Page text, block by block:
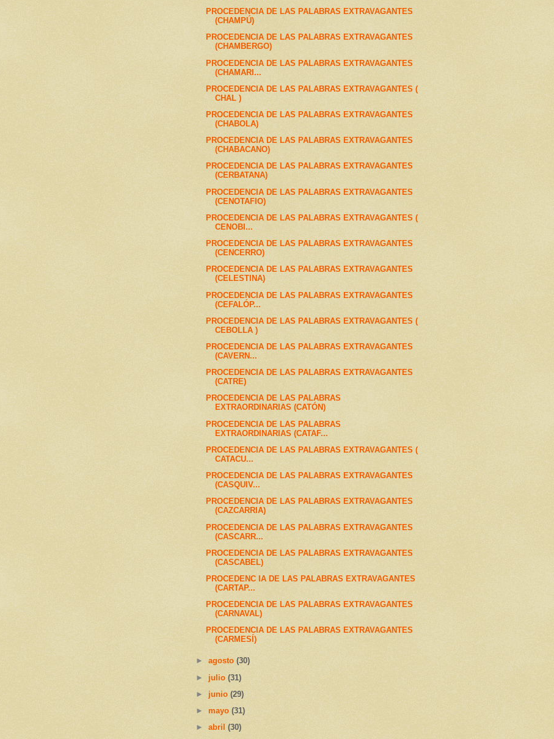
PROCEDENCIA DE LAS PALABRAS EXTRAVAGANTES
(CHAMPÚ)
PROCEDENCIA DE LAS PALABRAS EXTRAVAGANTES
(CHAMBERGO)
PROCEDENCIA DE LAS PALABRAS EXTRAVAGANTES
(CHAMARI...
PROCEDENCIA DE LAS PALABRAS EXTRAVAGANTES (
CHAL )
PROCEDENCIA DE LAS PALABRAS EXTRAVAGANTES
(CHABOLA)
PROCEDENCIA DE LAS PALABRAS EXTRAVAGANTES
(CHABACANO)
PROCEDENCIA DE LAS PALABRAS EXTRAVAGANTES
(CERBATANA)
PROCEDENCIA DE LAS PALABRAS EXTRAVAGANTES
(CENOTAFIO)
PROCEDENCIA DE LAS PALABRAS EXTRAVAGANTES (
CENOBI...
PROCEDENCIA DE LAS PALABRAS EXTRAVAGANTES
(CENCERRO)
PROCEDENCIA DE LAS PALABRAS EXTRAVAGANTES
(CELESTINA)
PROCEDENCIA DE LAS PALABRAS EXTRAVAGANTES
(CEFALÓP...
PROCEDENCIA DE LAS PALABRAS EXTRAVAGANTES (
CEBOLLA )
PROCEDENCIA DE LAS PALABRAS EXTRAVAGANTES
(CAVERN...
PROCEDENCIA DE LAS PALABRAS EXTRAVAGANTES
(CATRE)
PROCEDENCIA DE LAS PALABRAS
EXTRAORDINARIAS (CATÓN)
PROCEDENCIA DE LAS PALABRAS
EXTRAORDINARIAS (CATAF...
PROCEDENCIA DE LAS PALABRAS EXTRAVAGANTES (
CATACU...
PROCEDENCIA DE LAS PALABRAS EXTRAVAGANTES
(CASQUIV...
PROCEDENCIA DE LAS PALABRAS EXTRAVAGANTES
(CAZCARRIA)
PROCEDENCIA DE LAS PALABRAS EXTRAVAGANTES
(CASCARR...
PROCEDENCIA DE LAS PALABRAS EXTRAVAGANTES
(CASCABEL)
PROCEDENC IA DE LAS PALABRAS EXTRAVAGANTES
(CARTAP...
PROCEDENCIA DE LAS PALABRAS EXTRAVAGANTES
(CARNAVAL)
PROCEDENCIA DE LAS PALABRAS EXTRAVAGANTES
(CARMESÍ)
►agosto(30)
► julio(31)
► junio(29)
►mayo(31)
►abril(30)